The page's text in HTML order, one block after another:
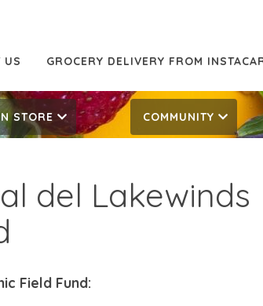
US GROCERY DELIVERY FROM
STORE COMMUNITY
del Lakewinds
Field Fund: